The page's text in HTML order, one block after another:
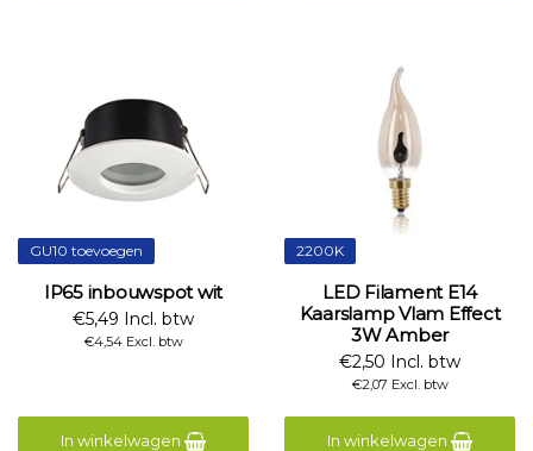
GU10 toevoegen
IP65 inbouwspot wit
€5,49 Incl. btw
€4,54 Excl. btw
In winkelwagen
2200K
LED Filament E14
Kaarslamp Vlam Effect
3W Amber
€2,50 Incl. btw
€2,07 Excl. btw
In winkelwagen